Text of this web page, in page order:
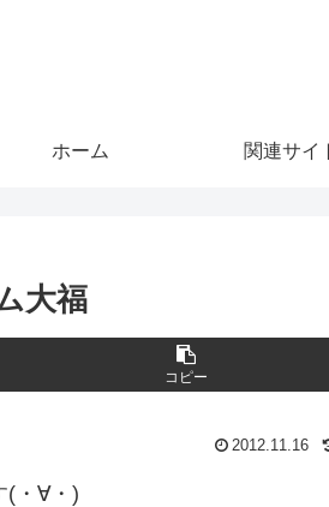
ホーム 関連サイ
大福
コピー
2012.11.16
(・∀・)